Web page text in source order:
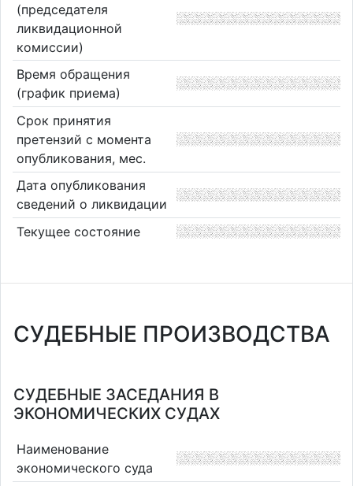
(председателя
ликвидационной
комиссии)
Время обращения
(график приема)
Срок принятия
претензий с момента
опубликования, мес.
Дата опубликования
сведений о ликвидации
Текущее состояние
СУДЕБНЫЕ ПРОИЗВОДСТВА
СУДЕБНЫЕ ЗАСЕДАНИЯ В
ЭКОНОМИЧЕСКИХ СУДАХ
Наименование
экономического суда